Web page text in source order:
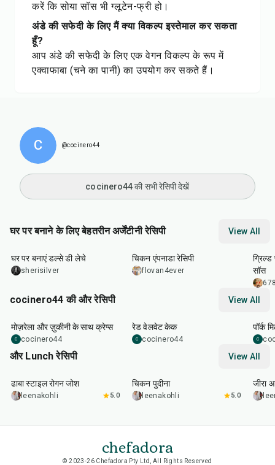
करें कि सोया सॉस भी ग्लूटेन-फ्री हो।
अंडे की सफेदी के लिए मैं क्या विकल्प इस्तेमाल कर सकता
हूँ?
आप अंडे की सफेदी के लिए एक वेगन विकल्प के रूप में
एक्वाफाबा (चने का पानी) का उपयोग कर सकते हैं।
C @cocinero44
cocinero44 की सभी रेसिपी देखें
घर पर बनाने के लिए बेहतरीन अर्जेंटीनी रेसिपी View All
5
घर पर बनाएं डल्से डी लेचे
sherisilver
hr 30
चिकन एंपनाडा रेसिपी
flovan4ever
सॉस
cocinero44 की और रेसिपी View All
मोज़रेला और ज़ुकीनी के साथ क्रेप्स
C cocinero44
रेड वेलवेट केक
C cocinero44
पॉर्क
C
और Lunch रेसिपी View All
1
ढाबा स्टाइल रोगन जोश
leenakohli 5.0
चिकन पुदीना
leenakohli 5.0
जीरा
chefadora
© 2023-26 Chefadora Pty Ltd, All Rights Reserved